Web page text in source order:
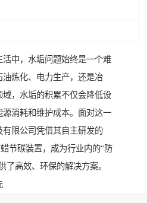
中，水垢问题始终是一个难
炼化、电力生产，还是冶
，水垢的积累不仅会降低设
消耗和维护成本。面对这一
限公司凭借其自主研发的
节碳装置，成为行业内的“防
了高效、环保的解决方案。